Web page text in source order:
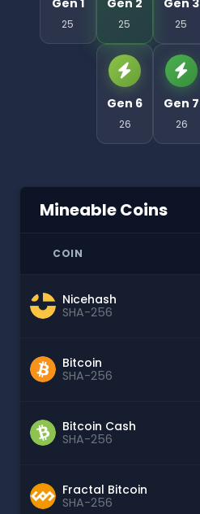
25 25 25
Gen 6
26
Gen 7
26
Mineable Coins
COIN
Nicehash
SHA-256
Bitcoin
SHA-256
Bitcoin Cash
SHA-256
Fractal Bitcoin
SHA-256